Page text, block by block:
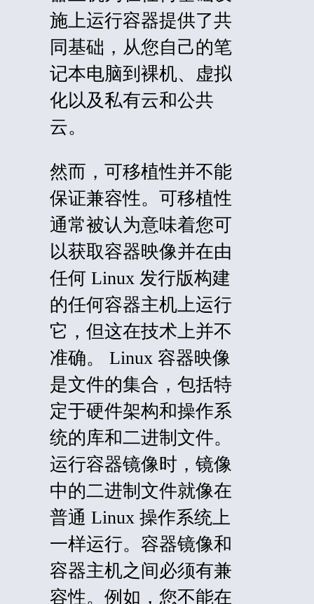
施上运行容器提供了共
同基础，从您自己的笔
记本电脑到裸机、虚拟
化以及私有云和公共
云。
然而，可移植性并不能
保证兼容性。可移植性
通常被认为意味着您可
以获取容器映像并在由
任何 Linux 发行版构建
的任何容器主机上运行
它，但这在技术上并不
准确。 Linux 容器映像
是文件的集合，包括特
定于硬件架构和操作系
统的库和二进制文件。
运行容器镜像时，镜像
中的二进制文件就像在
普通 Linux 操作系统上
一样运行。容器镜像和
容器主机之间必须有兼
容性。例如，您不能在